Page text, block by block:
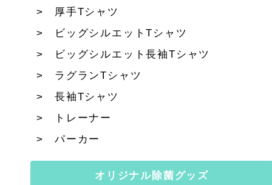
厚手Tシャツ
ビッグシルエットTシャツ
ビッグシルエット長袖Tシャツ
ラグランTシャツ
長袖Tシャツ
トレーナー
パーカー
オリジナル除菌グッズ